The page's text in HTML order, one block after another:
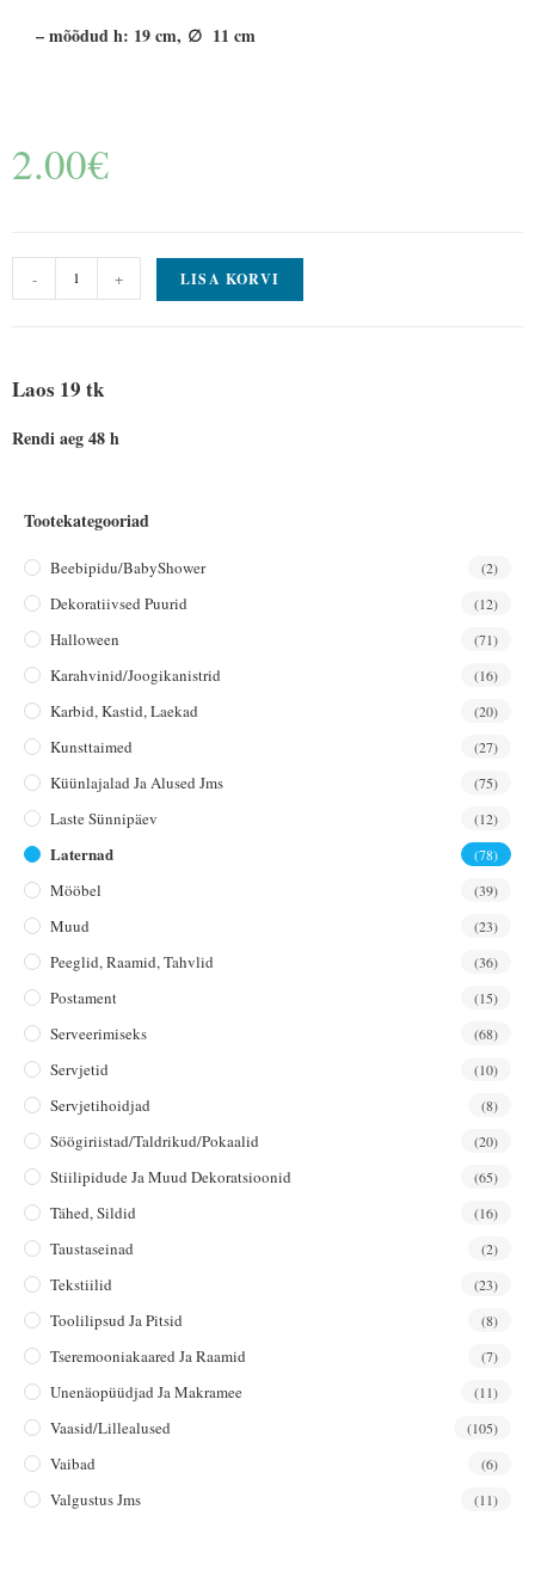
– mõõdud h: 19 cm, ∅ 11 cm
2.00€
- + LISA KORVI
Laos 19 tk
Rendi aeg 48 h
Tootekategooriad
Beebipidu/BabyShower (2)
Dekoratiivsed Puurid (12)
Halloween (71)
Karahvinid/joogikanistrid (16)
Karbid, Kastid, Laekad (20)
Kunsttaimed (27)
Küünlajalad Ja Alused Jms (75)
Laste Sünnipäev (12)
Laternad (78)
Mööbel (39)
Muud (23)
Peeglid, Raamid, Tahvlid (36)
Postament (15)
Serveerimiseks (68)
Servjetid (10)
Servjetihoidjad (8)
Söögiriistad/taldrikud/pokaalid (20)
Stiilipidude Ja Muud Dekoratsioonid (65)
Tähed, Sildid (16)
Taustaseinad (2)
Tekstiilid (23)
Toolilipsud Ja Pitsid (8)
Tseremooniakaared Ja Raamid (7)
Unenäopüüdjad Ja Makramee (11)
Vaasid/lillealused (105)
Vaibad (6)
Valgustus Jms (11)